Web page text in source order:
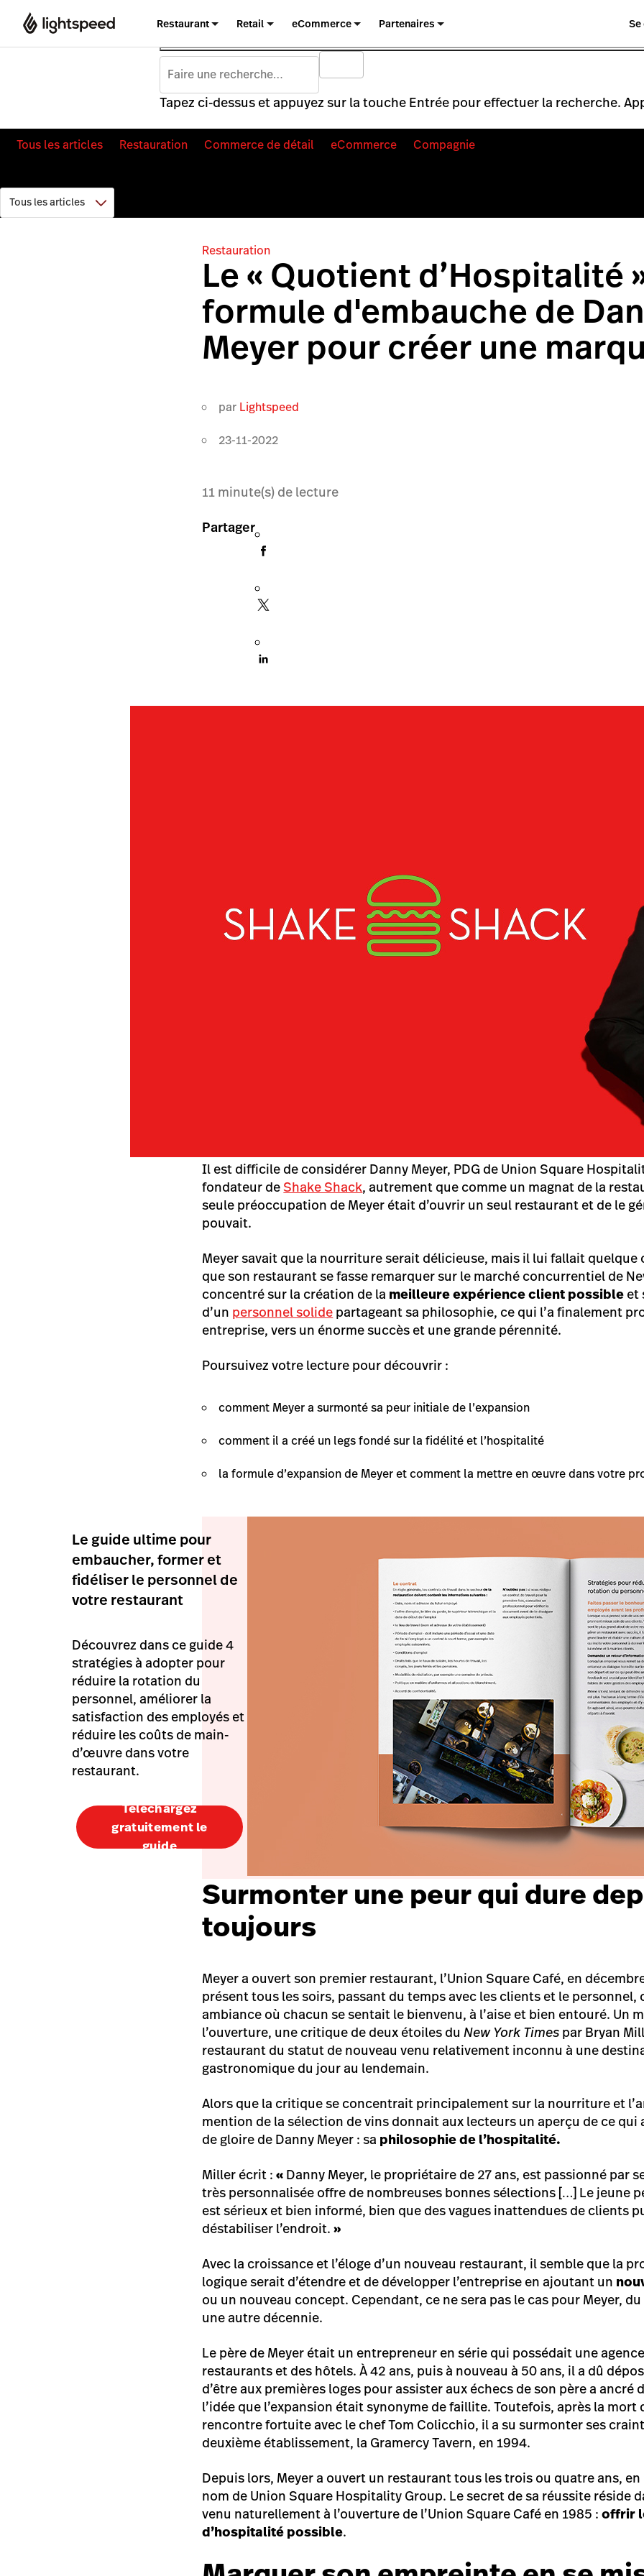
Restaurant Retail eCommerce Partenaires
Tapez ci-dessus et appuyez sur la touche Entrée pour effectuer la recherche.
Tous les articles Restauration Commerce de détail eCommerce Compagnie
Restauration
Le « Quotient d’Hospitalité
formule d'embauche de
Meyer pour créer une
par Lightspeed
23-11-2022
11 minute(s) de lecture
Partager
Il est difficile de considérer Danny Meyer, PDG de Union Square
fondateur deShake Shack, autrement que comme un magnat de la
seule préoccupation de Meyer était d’ouvrir un seul restaurant et de le
pouvait.
Meyer savait que la nourriture serait délicieuse, mais il lui fallait quelque
que son restaurant se fasse remarquer sur le marché concurrentiel de
concentré sur la création de la meilleure expérience client possible et
d’un personnel solide partageant sa philosophie, ce qui l’a finalement
entreprise, vers un énorme succès et une grande pérennité.
Poursuivez votre lecture pour découvrir :
comment Meyer a surmonté sa peur initiale de l’expansion
comment il a créé un legs fondé sur la fidélité et l’hospitalité
la formule d’expansion de Meyer et comment la mettre en œuvre dans votre
Le guide ultime pour
embaucher, former et
fidéliser le personnel de
votre restaurant
Découvrez dans ce guide 4
stratégies à adopter pour
réduire la rotation du
personnel, améliorer la
satisfaction des employés et
réduire les coûts de main-
d’œuvre dans votre
restaurant.
Téléchargez
gratuitement le
guide
Surmonter une peur qui dure
toujours
Meyer a ouvert son premier restaurant, l’Union Square Café, en
présent tous les soirs, passant du temps avec les clients et le personnel,
ambiance où chacun se sentait le bienvenu, à l’aise et bien entouré. Un
l’ouverture, une critique de deux étoiles duNew York Times par Bryan
restaurant du statut de nouveau venu relativement inconnu à une
gastronomique du jour au lendemain.
Alors que la critique se concentrait principalement sur la nourriture et
mention de la sélection de vins donnait aux lecteurs un aperçu de ce
de gloire de Danny Meyer : sa philosophie de l’hospitalité.
Miller écrit :« Danny Meyer, le propriétaire de 27 ans, est passionné par
très personnalisée offre de nombreuses bonnes sélections […] Le jeune
est sérieux et bien informé, bien que des vagues inattendues de clients
déstabiliser l’endroit. »
Avec la croissance et l’éloge d’un nouveau restaurant, il semble que la
logique serait d’étendre et de développer l’entreprise en ajoutant un
ou un nouveau concept. Cependant, ce ne sera pas le cas pour Meyer,
une autre décennie.
Le père de Meyer était un entrepreneur en série qui possédait une
restaurants et des hôtels. À 42 ans, puis à nouveau à 50 ans, il a dû
d’être aux premières loges pour assister aux échecs de son père a ancré
l’idée que l’expansion était synonyme de faillite. Toutefois, après la mort
rencontre fortuite avec le chef Tom Colicchio, il a su surmonter ses
deuxième établissement, la Gramercy Tavern, en 1994.
Depuis lors, Meyer a ouvert un restaurant tous les trois ou quatre ans,
nom de Union Square Hospitality Group. Le secret de sa réussite réside
venu naturellement à l’ouverture de l’Union Square Café en 1985 :offrir
d’hospitalité possible.